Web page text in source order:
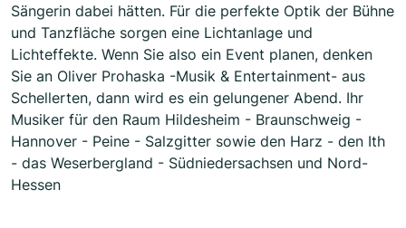
Sängerin dabei hätten. Für die perfekte Optik der Bühne
und Tanzfläche sorgen eine Lichtanlage und
Lichteffekte. Wenn Sie also ein Event planen, denken
Sie an Oliver Prohaska -Musik & Entertainment- aus
Schellerten, dann wird es ein gelungener Abend. Ihr
Musiker für den Raum Hildesheim - Braunschweig -
Hannover - Peine - Salzgitter sowie den Harz - den Ith
- das Weserbergland - Südniedersachsen und Nord-
Hessen